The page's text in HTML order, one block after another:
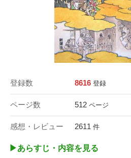
登録数 8616 登録
ページ数 512 ページ
感想・レビュー 2611 件
▶︎あらすじ・内容を見る